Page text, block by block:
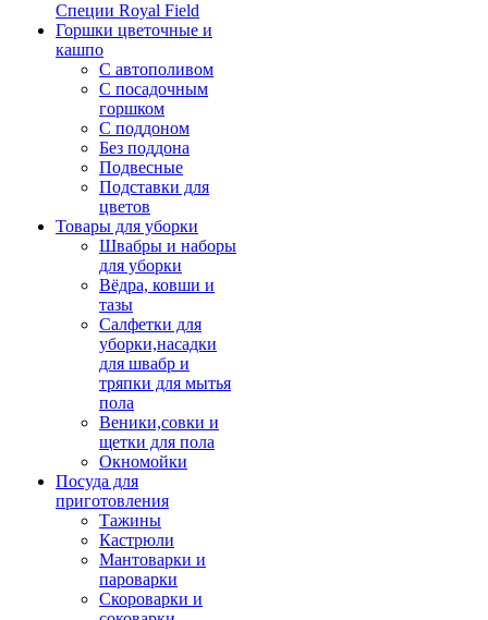
Специи Royal Field
Горшки цветочные и
кашпо
С автополивом
С посадочным
горшком
С поддоном
Без поддона
Подвесные
Подставки для
цветов
Товары для уборки
Швабры и наборы
для уборки
Вёдра, ковши и
тазы
Салфетки для
уборки,насадки
для швабр и
тряпки для мытья
пола
Веники,совки и
щетки для пола
Окномойки
Посуда для
приготовления
Тажины
Кастрюли
Мантоварки и
пароварки
Скороварки и